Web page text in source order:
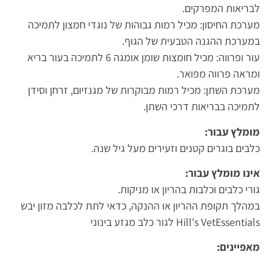
לבריאות המפרקים.
מערכת החיסון: מכיל רמות גבוהות של נוגדי חמצון לתמיכה
במערכת ההגנה הטבעית של הגוף.
עור ופרווה: מכיל חומצות שומן אומגה 6 לתמיכה בעור בריא
ומראה פרווה מפואר.
מערכת השתן: מכיל רמות מבוקרות של מגנזיום, זרחן וסידן
לתמיכה בבריאות דרכי השתן.
מומלץ עבור:
כלבים בוגרים קטנים וזעירים מעל גיל שנה.
אינו מומלץ עבור:
גורי כלבים וכלבות בהריון או מניקות.
במהלך תקופת ההריון או ההנקה, כדאי לתת לכלבה מזון יבש
Hill's VetEssentials לגור כלב מגזע בינוני
מאפיינים: